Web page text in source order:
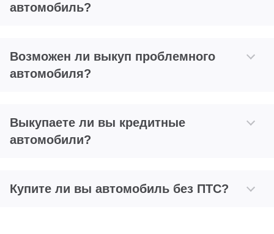
автомобиль?
Возможен ли выкуп проблемного
автомобиля?
Выкупаете ли вы кредитные
автомобили?
Купите ли вы автомобиль без ПТС?